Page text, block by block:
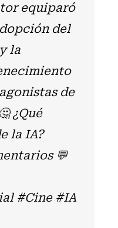
equiparó
del
la
de
¿Qué
la IA?
💬
#Cine #IA